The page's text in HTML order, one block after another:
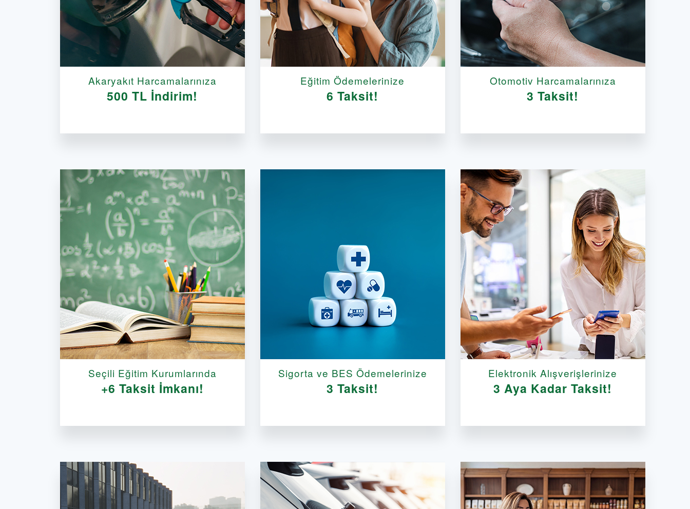
Akaryakıt Harcamalarınıza
500 TL İndirim!
Eğitim Ödemelerinize
6 Taksit!
Otomotiv Harcamalarınıza
3 Taksit!
Seçili Eğitim Kurumlarında
+6 Taksit İmkanı!
Sigorta ve BES Ödemelerinize
3 Taksit!
Elektronik Alışverişlerinize
3 Aya Kadar Taksit!